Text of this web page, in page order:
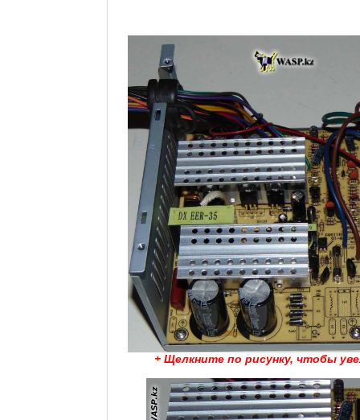
+ Щелкните по рисунку, чтобы